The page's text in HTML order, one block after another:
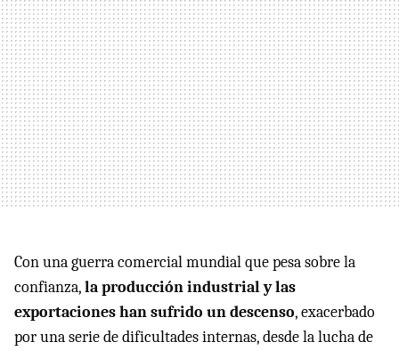
Con una guerra comercial mundial que pesa sobre la
confianza,la producción industrial y las
exportaciones han sufrido un descenso, exacerbado
por una serie de dificultades internas, desde la lucha de